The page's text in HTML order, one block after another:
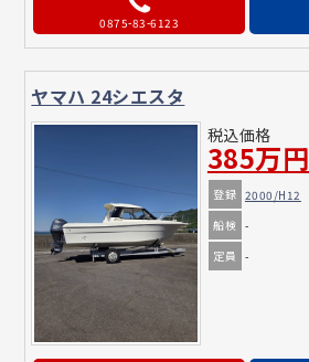
0875-83-6123
ヤマハ 24シエスタ
税込価格
385万円
登録 2000/H12
船検 -
定員 -